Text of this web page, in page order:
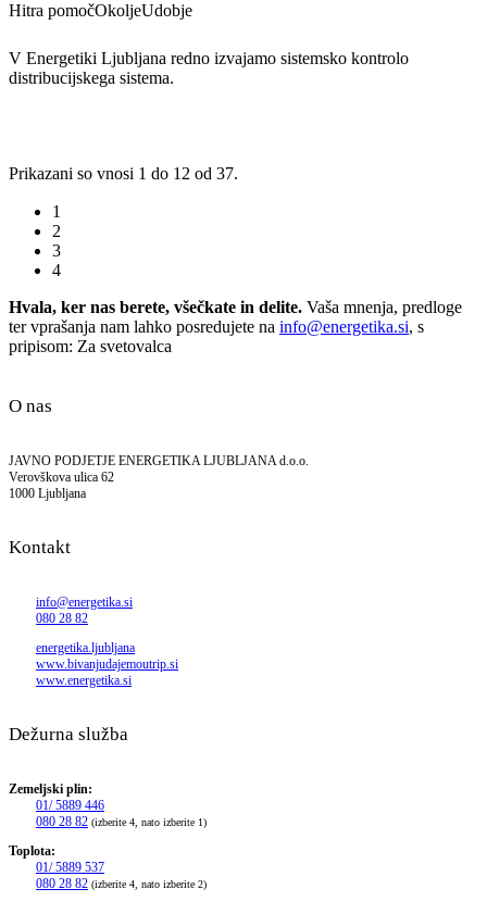
Hitra pomočOkoljeUdobje
V Energetiki Ljubljana redno izvajamo sistemsko kontrolo
distribucijskega sistema.
Prikazani so vnosi 1 do 12 od 37.
1
2
3
4
Hvala, ker nas berete, všečkate in delite. Vaša mnenja, predloge
ter vprašanja nam lahko posredujete na info@energetika.si, s
pripisom: Za svetovalca
O nas
JAVNO PODJETJE ENERGETIKA LJUBLJANA d.o.o.
Verovškova ulica 62
1000 Ljubljana
Kontakt
info@energetika.si
080 28 82
energetika.ljubljana
www.bivanjudajemoutrip.si
www.energetika.si
Dežurna služba
Zemeljski plin:
01/ 5889 446
080 28 82 (izberite 4, nato izberite 1)
Toplota:
01/ 5889 537
080 28 82 (izberite 4, nato izberite 2)